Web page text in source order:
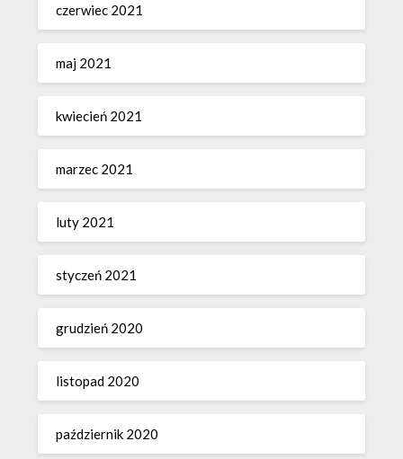
czerwiec 2021
maj 2021
kwiecień 2021
marzec 2021
luty 2021
styczeń 2021
grudzień 2020
listopad 2020
październik 2020